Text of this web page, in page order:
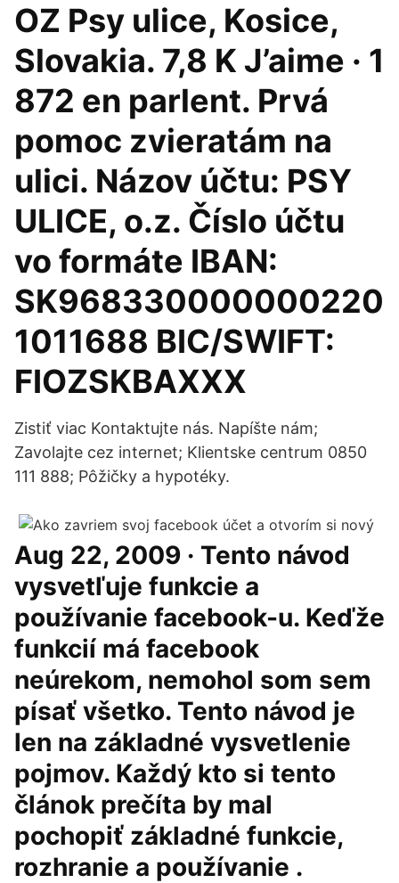
OZ Psy ulice, Kosice,
Slovakia. 7,8 K J’aime · 1
872 en parlent. Prvá
pomoc zvieratám na
ulici. Názov účtu: PSY
ULICE, o.z. Číslo účtu
vo formáte IBAN:
SK968330000000220
1011688 BIC/SWIFT:
FIOZSKBAXXX
Zistiť viac Kontaktujte nás. Napíšte nám;
Zavolajte cez internet; Klientske centrum 0850
111 888; Pôžičky a hypotéky.
Aug 22, 2009 · Tento návod
vysvetľuje funkcie a
používanie facebook-u. Keďže
funkcií má facebook
neúrekom, nemohol som sem
písať všetko. Tento návod je
len na základné vysvetlenie
pojmov. Každý kto si tento
článok prečíta by mal
pochopiť základné funkcie,
rozhranie a používanie .